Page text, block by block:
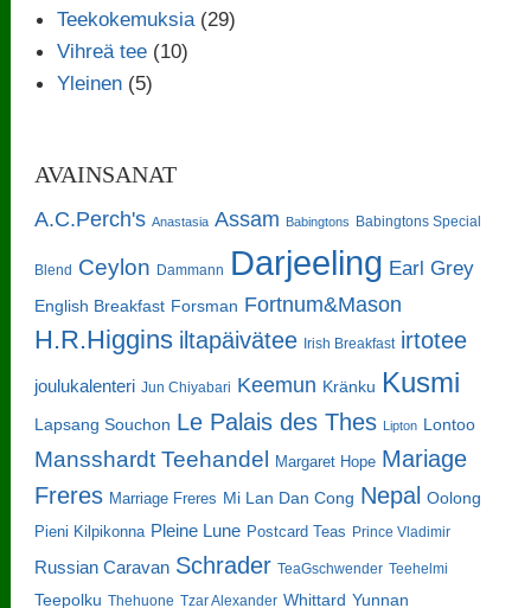
Teekokemuksia (29)
Vihreä tee (10)
Yleinen (5)
AVAINSANAT
A.C.Perch's Anastasia Assam Babingtons Babingtons Special
Blend Ceylon Dammann Darjeeling Earl Grey
English Breakfast Forsman Fortnum&Mason
H.R.Higgins iltapäivätee Irish Breakfast irtotee
joulukalenteri Jun Chiyabari Keemun Kränku Kusmi
Lapsang Souchon Le Palais des Thes Lipton Lontoo
Mansshardt Teehandel Margaret Hope Mariage
Freres Marriage Freres Mi Lan Dan Cong Nepal Oolong
Pieni Kilpikonna Pleine Lune Postcard Teas Prince Vladimir
Russian Caravan Schrader TeaGschwender Teehelmi
Teepolku Thehuone Tzar Alexander Whittard Yunnan